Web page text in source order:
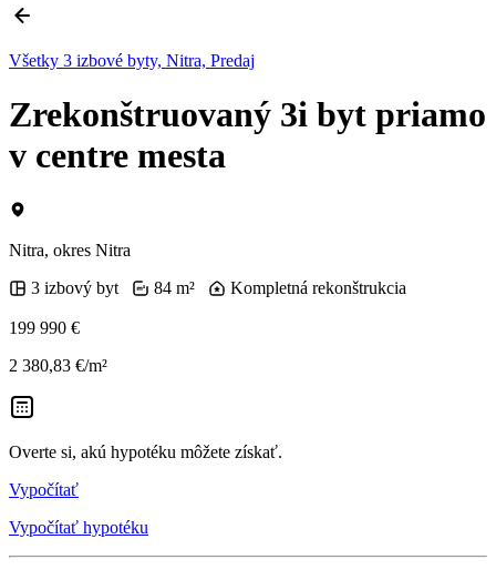
Všetky 3 izbové byty, Nitra, Predaj
Zrekonštruovaný 3i byt priamo
v centre mesta
Nitra, okres Nitra
3 izbový byt
84 m² Kompletná rekonštrukcia
199 990 €
2 380,83 €/m²
Overte si, akú hypotéku môžete získať.
Vypočítať
Vypočítať hypotéku